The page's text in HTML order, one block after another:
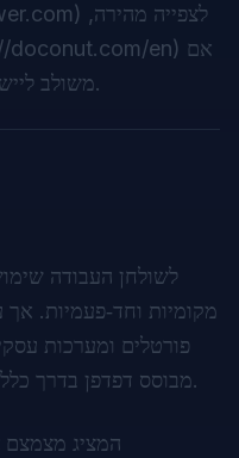
) לצפייה מהירה,
doconut.com/en) אם
נדרש SDK מציג .NET משולב ליישום שלכם.
מקומיות וחד‑פעמיות. אך
מבוסס דפדפן בדרך כלל מספק חוויית משתמש טובה יותר.
המציג מצמצם